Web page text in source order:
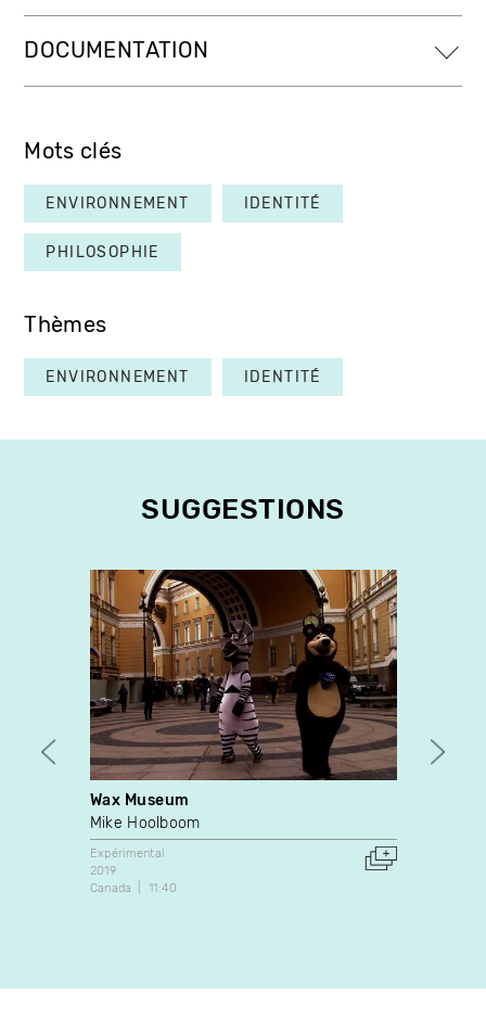
DOCUMENTATION
Mots clés
ENVIRONNEMENT IDENTITÉ
PHILOSOPHIE
Thèmes
ENVIRONNEMENT IDENTITÉ
SUGGESTIONS
Wax Museum
Mike Hoolboom
Expérimental
2019
Canada
11:40